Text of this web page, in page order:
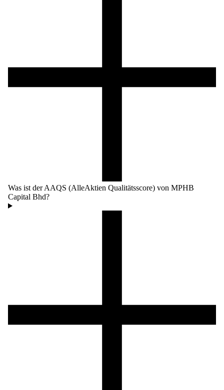
Was ist der AAQS (AlleAktien Qualitätsscore) von MPHB
Capital Bhd?